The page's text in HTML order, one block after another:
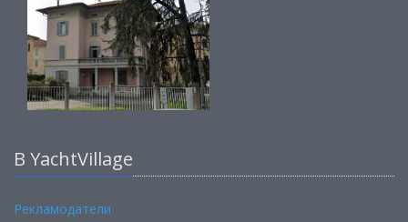
В YachtVillage
Рекламодатели